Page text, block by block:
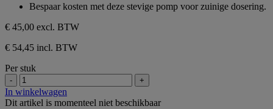
beoordelingen
5
sterren.
2
Bespaar kosten met deze stevige pomp voor zuinige dosering.
€ 45,00 excl. BTW
€ 54,45 incl. BTW
Per stuk
- +
In winkelwagen
Dit artikel is momenteel niet beschikbaar